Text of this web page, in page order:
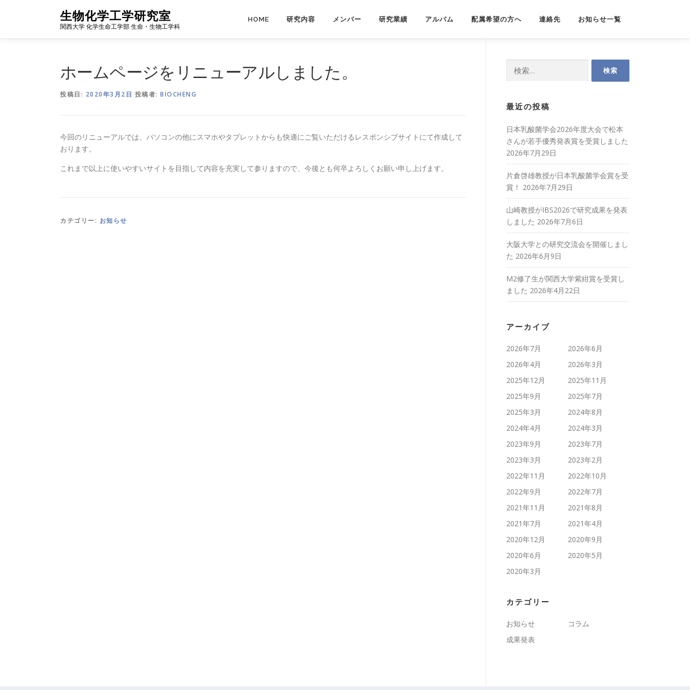
ン
生物化学工学研究室
関西大学 化学生命工学部 生命・生物工学科
HOME 研究内容 メンバー 研究業績 アルバム 配属希望の方へ 連絡先 お知らせ一覧
ホームページをリニューアルしました。
投稿日: 2020年3月2日 投稿者: BIOCHENG
今回のリニューアルでは、パソコンの他にスマホやタブレットからも快適にご覧いただけるレスポンシブサイトにて作成して
おります。
これまで以上に使いやすいサイトを目指して内容を充実して参りますので、今後とも何卒よろしくお願い申し上げます。
カテゴリー: お知らせ
最近の投稿
日本乳酸菌学会2026年度大会で松本
さんが若手優秀発表賞を受賞しました
2026年7月29日
片倉啓雄教授が日本乳酸菌学会賞を受
賞！ 2026年7月29日
山崎教授がIBS2026で研究成果を発表
しました 2026年7月6日
大阪大学との研究交流会を開催しまし
た 2026年6月9日
M2修了生が関西大学紫紺賞を受賞し
ました 2026年4月22日
アーカイブ
2026年7月
2026年6月
2026年4月
2026年3月
2025年12月
2025年11月
2025年9月
2025年7月
2025年3月
2024年8月
2024年4月
2024年3月
2023年9月
2023年7月
2023年3月
2023年2月
2022年11月
2022年10月
2022年9月
2022年7月
2021年11月
2021年8月
2021年7月
2021年4月
2020年12月
2020年9月
2020年6月
2020年5月
2020年3月
カテゴリー
お知らせ
コラム
成果発表